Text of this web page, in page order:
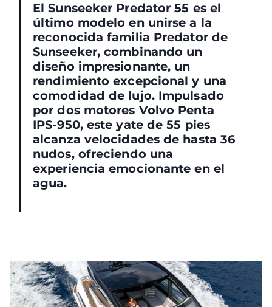
El Sunseeker Predator 55 es el
último modelo en unirse a la
reconocida familia Predator de
Sunseeker, combinando un
diseño impresionante, un
rendimiento excepcional y una
comodidad de lujo. Impulsado
por dos motores Volvo Penta
IPS-950, este yate de 55 pies
alcanza velocidades de hasta 36
nudos, ofreciendo una
experiencia emocionante en el
agua.